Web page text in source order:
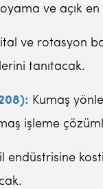
ve açık en
ve rotasyon
tanıtacak.
Kumaş
işleme
endüstrisine